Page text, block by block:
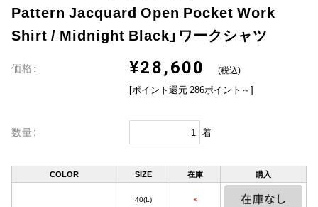
Pattern Jacquard Open Pocket Work
Shirt / Midnight Black」ワークシャツ
価格: ¥28,600 (税込)
[ポイント還元 286ポイント～]
数量: 着
COLOR SIZE 在庫 購入
40(L) ×